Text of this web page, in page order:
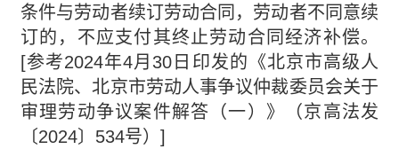
条件与劳动者续订劳动合同，劳动者不同意续
订的，不应支付其终止劳动合同经济补偿。
[参考2024年4月30日印发的《北京市高级人
民法院、北京市劳动人事争议仲裁委员会关于
审理劳动争议案件解答（一）》（京高法发
〔2024〕534号）]